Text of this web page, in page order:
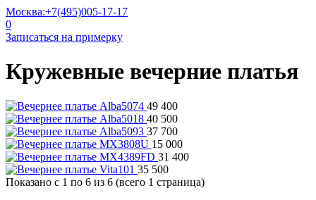
Москва:+7(495)005-17-17
0
Записаться на примерку
Кружевные вечерние платья
49 400
40 500
37 700
15 000
31 400
35 500
Показано с 1 по 6 из 6 (всего 1 страница)